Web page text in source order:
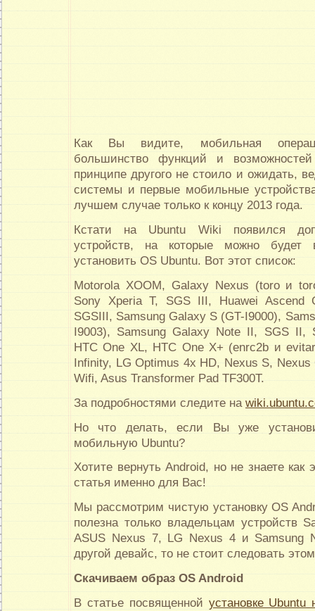
Как Вы видите, мобильная
большинство функций и
принципе другого не стоило и ожидать,
системы и первые мобильные
лучшем случае только к концу 2013 года.
Кстати на Ubuntu Wiki появился
устройств, на которые можно
установить OS Ubuntu. Вот этот список:
Motorola XOOM, Galaxy Nexus (toro и
Sony Xperia T, SGS III, Huawei Ascend
SGSIII, Samsung Galaxy S (GT-I9000),
I9003), Samsung Galaxy Note II, SGS II,
HTC One XL, HTC One X+ (enrc2b и
Infinity, LG Optimus 4x HD, Nexus S, Nexus
Wifi, Asus Transformer Pad TF300T.
За подробностями следите на
Но что делать, если Вы уже
мобильную Ubuntu?
Хотите вернуть Android, но не знаете как
статья именно для Вас!
Мы рассмотрим чистую установку OS
полезна только владельцам устройств
ASUS Nexus 7, LG Nexus 4 и Samsung
другой девайс, то не стоит следовать
Скачиваем образ OS Android
В статье посвященной установке